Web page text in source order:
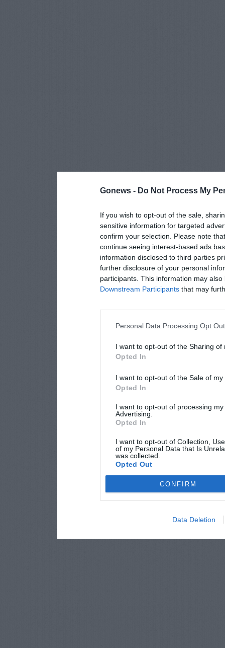
Gonews - Do Not Process My
If you wish to opt-out of the sale,
sensitive information for targeted
confirm your selection. Please note
continue seeing interest-based ads
information disclosed to third parties
further disclosure of your personal
participants. This information may
Downstream Participants that may
Personal Data Processing Opt
I want to opt-out of the Sharing of
Opted In
I want to opt-out of the Sale of
Opted In
I want to opt-out of processing
Advertising.
Opted In
I want to opt-out of Collection,
of my Personal Data that Is
was collected.
Opted Out
CONFIRM
Data Deletion